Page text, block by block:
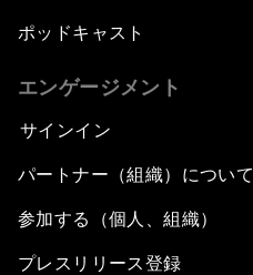
ポッドキャスト
エンゲージメント
サインイン
パートナー（組織）について
参加する（個人、組織）
プレスリリース登録